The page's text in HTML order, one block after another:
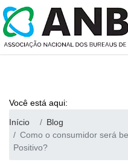
Você está aqui:
Início
Blog
Como o consumidor será
Positivo?